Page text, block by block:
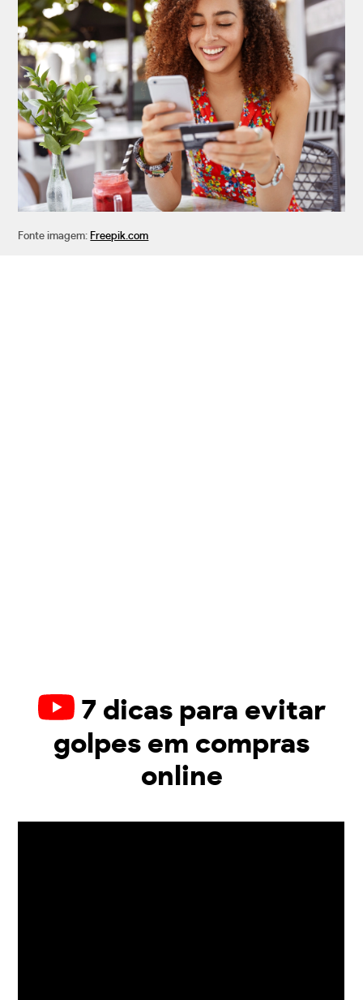
Fonte imagem: Freepik.com
7 dicas para evitar
golpes em compras
online